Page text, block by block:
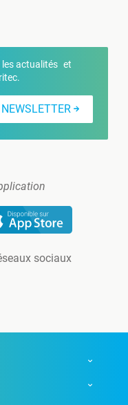
les actualités et
sociaux